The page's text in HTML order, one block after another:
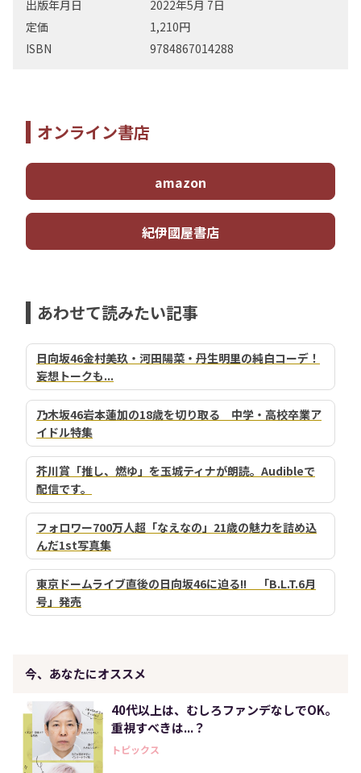
出版年月日
2022年5月 7日
定価
1,210円
ISBN
9784867014288
オンライン書店
amazon
紀伊國屋書店
あわせて読みたい記事
日向坂46金村美玖・河田陽菜・丹生明里の純白コーデ！
妄想トークも...
乃木坂46岩本蓮加の18歳を切り取る 中学・高校卒業ア
イドル特集
芥川賞「推し、燃ゆ」を玉城ティナが朗読。Audibleで
配信です。
フォロワー700万人超「なえなの」21歳の魅力を詰め込
んだ1st写真集
東京ドームライブ直後の日向坂46に迫る!! 「B.L.T.6月
号」発売
今、あなたにオススメ
40代以上は、むしろファンデなしでOK。
重視すべきは...？
トピックス